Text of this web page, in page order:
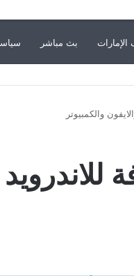
بث مباشر
والكمبيوتر